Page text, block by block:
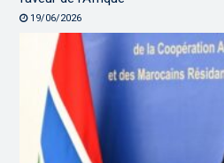
19/06/2026